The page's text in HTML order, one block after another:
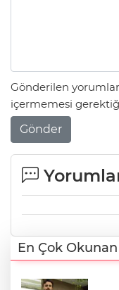
Gönderilen
içermemesi
Gönder
En Çok